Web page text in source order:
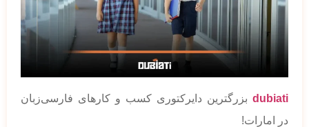
dubiati بزرگترین دایرکتوری کسب و کارهای فارسی‌زبان
در امارات!